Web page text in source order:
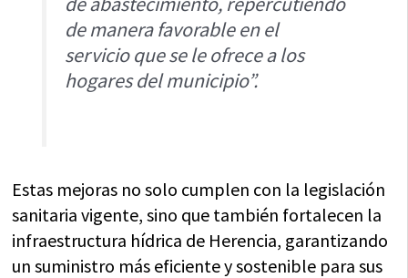
de manera favorable en el
servicio que se le ofrece a los
hogares del municipio”.
Estas mejoras no solo cumplen con la legislación
sanitaria vigente, sino que también fortalecen la
infraestructura hídrica de Herencia, garantizando
un suministro más eficiente y sostenible para sus